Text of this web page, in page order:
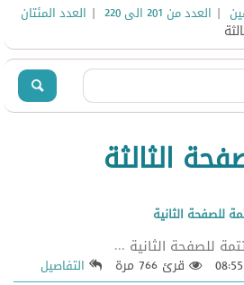
| العدد من 201 الى 220 | العدد المئتان
الثالثة
للصفحة الثانية
للصفحة الثانية ...
قرئ 766 مرة التفاصيل